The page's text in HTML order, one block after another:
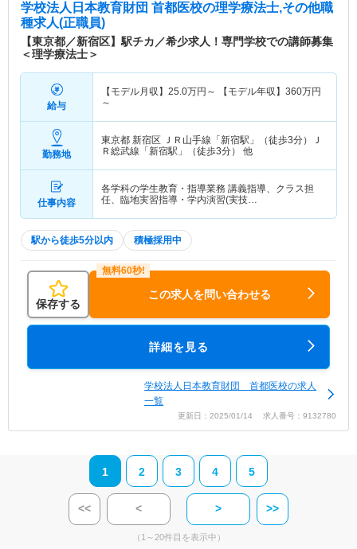
学校法人日本教育財団 首都医校の理学療法士,その他職
種求人(正職員)
【東京都／新宿区】駅チカ／希少求人！専門学校での講師募集
＜理学療法士＞
給与
【モデル月収】 25.0万円～ 【モデル年収】 360万円
～
勤務地
東京都 新宿区 ＪＲ山手線「新宿駅」（徒歩3分）Ｊ
Ｒ総武線「新宿駅」（徒歩3分） 他
仕事内容
各学科の学生教育・指導業務 講義指導、クラス担
任、臨地実習指導・学内演習(実技…
駅から徒歩5分以内 積極採用中
保存する
この求人を問い合わせる
詳細を見る
学校法人日本教育財団 首都医校の求人
一覧
更新日：2025/01/14 求人番号：9132780
1 2 3 4 5
<< < > >>
（1～20件目を表示中）